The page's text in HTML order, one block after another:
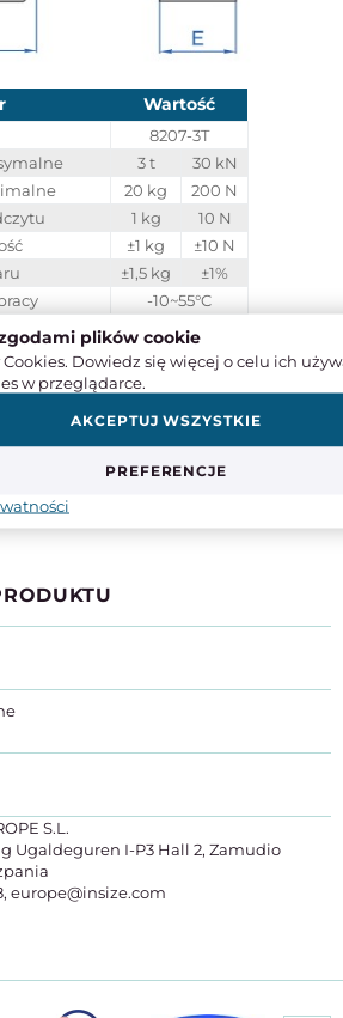
Wartość
8207-3T
3 t
30 kN
20 kg
200 N
1 kg
10 N
±1 kg
±10 N
±1,5 kg
±1%
-10~55°C
<85% RH
8 s
obciążenie
150% FS
Bateria 3x1,5V AA
S.L.
Ugaldeguren I-P3 Hall 2, Zamudio
europe@insize.com
plików cookie
Dowiedz się więcej o celu ich
w przeglądarce.
PREFERENCJE
AKCEPTUJ WSZYSTKIE